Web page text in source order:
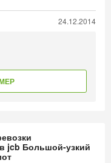
24.12.2014
jcb Большой-узкий